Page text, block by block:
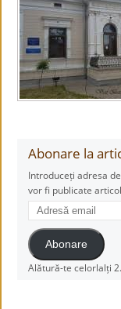
Abonare la
Introduceți adresa
vor fi publicate
Adresă
email
Abonare
Alătură-te celorlalți